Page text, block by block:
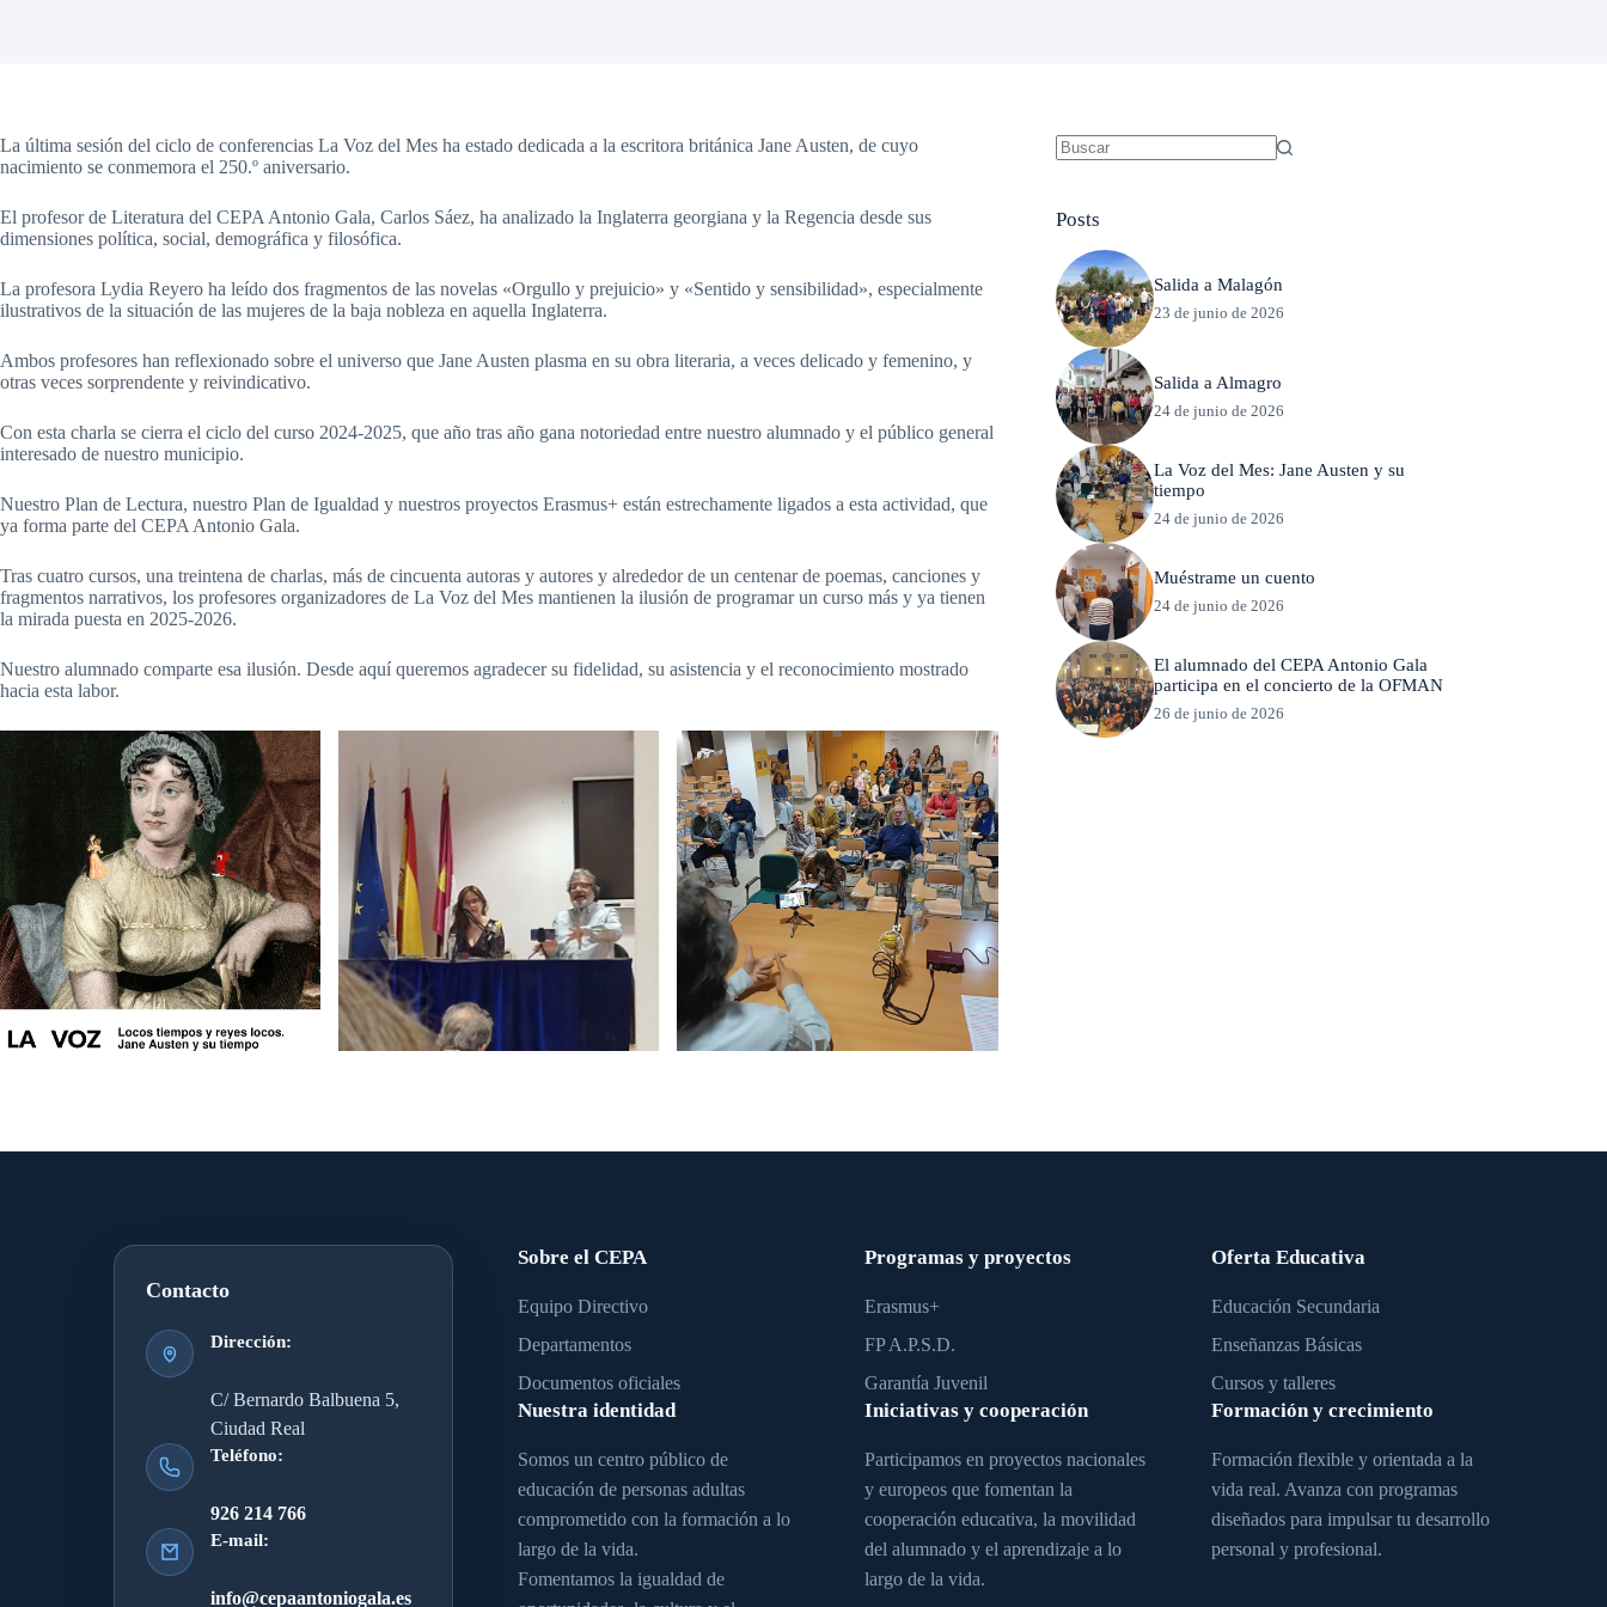
La última sesión del ciclo de conferencias La Voz del Mes ha estado dedicada a la escritora británica Jane Austen, de cuyo
nacimiento se conmemora el 250.º aniversario.
El profesor de Literatura del CEPA Antonio Gala, Carlos Sáez, ha analizado la Inglaterra georgiana y la Regencia desde sus
dimensiones política, social, demográfica y filosófica.
La profesora Lydia Reyero ha leído dos fragmentos de las novelas «Orgullo y prejuicio» y «Sentido y sensibilidad», especialmente
ilustrativos de la situación de las mujeres de la baja nobleza en aquella Inglaterra.
Ambos profesores han reflexionado sobre el universo que Jane Austen plasma en su obra literaria, a veces delicado y femenino, y
otras veces sorprendente y reivindicativo.
Con esta charla se cierra el ciclo del curso 2024-2025, que año tras año gana notoriedad entre nuestro alumnado y el público general
interesado de nuestro municipio.
Nuestro Plan de Lectura, nuestro Plan de Igualdad y nuestros proyectos Erasmus+ están estrechamente ligados a esta actividad, que
ya forma parte del CEPA Antonio Gala.
Tras cuatro cursos, una treintena de charlas, más de cincuenta autoras y autores y alrededor de un centenar de poemas, canciones y
fragmentos narrativos, los profesores organizadores de La Voz del Mes mantienen la ilusión de programar un curso más y ya tienen
la mirada puesta en 2025-2026.
Nuestro alumnado comparte esa ilusión. Desde aquí queremos agradecer su fidelidad, su asistencia y el reconocimiento mostrado
hacia esta labor.
Posts
Salida a Malagón
23 de junio de 2026
Salida a Almagro
24 de junio de 2026
La Voz del Mes: Jane Austen y su
tiempo
24 de junio de 2026
Muéstrame un cuento
24 de junio de 2026
El alumnado del CEPA Antonio Gala
participa en el concierto de la OFMAN
26 de junio de 2026
Contacto
Dirección:
C/ Bernardo Balbuena 5,
Ciudad Real
Teléfono:
926 214 766
E-mail:
info@cepaantoniogala.es
Sobre el CEPA
Equipo Directivo
Departamentos
Documentos oficiales
Nuestra identidad
Somos un centro público de
educación de personas adultas
comprometido con la formación a lo
largo de la vida.
Fomentamos la igualdad de
Programas y proyectos
Erasmus+
FP A.P.S.D.
Garantía Juvenil
Iniciativas y cooperación
Participamos en proyectos nacionales
y europeos que fomentan la
cooperación educativa, la movilidad
del alumnado y el aprendizaje a lo
largo de la vida.
Oferta Educativa
Educación Secundaria
Enseñanzas Básicas
Cursos y talleres
Formación y crecimiento
Formación flexible y orientada a la
vida real. Avanza con programas
diseñados para impulsar tu desarrollo
personal y profesional.